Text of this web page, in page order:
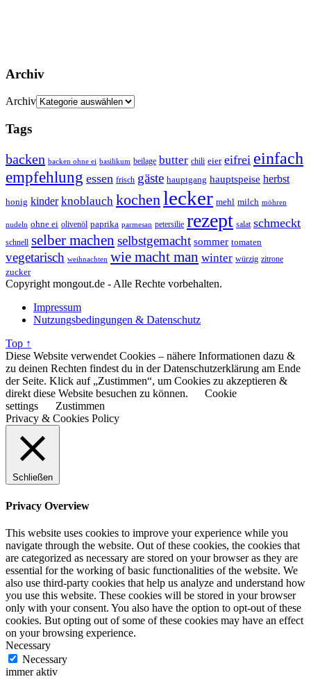
Archiv
Archiv
Tags
backen backen ohne ei basilikum beilage butter chili eier eifrei einfach
empfehlung essen frisch gäste hauptgang hauptspeise herbst
honig kinder knoblauch kochenlecker mehl milch möhren
nudeln ohne ei olivenöl paprika parmesan petersilie rezept salat schmeckt
schnell selber machen selbstgemacht sommer tomaten
vegetarisch weihnachten wie macht man winter würzig zitrone
zucker
Copyright mongout.de - Alle Rechte vorbehalten.
Impressum
Nutzungsbedingungen & Datenschutz
Top ↑
Diese Website verwendet Cookies – nähere Informationen dazu &
zu deinen Rechten findest du in der Datenschutzerklärung am Ende
der Seite. Klick auf „Zustimmen“, um Cookies zu akzeptieren &
direkt diese Website besuchen zu können.
Cookie
settings
Zustimmen
Privacy & Cookies Policy
Schließen
Privacy Overview
This website uses cookies to improve your experience while you
navigate through the website. Out of these cookies, the cookies that
are categorized as necessary are stored on your browser as they are
essential for the working of basic functionalities of the website. We
also use third-party cookies that help us analyze and understand how
you use this website. These cookies will be stored in your browser
only with your consent. You also have the option to opt-out of these
cookies. But opting out of some of these cookies may have an effect
on your browsing experience.
Necessary
Necessary
immer aktiv